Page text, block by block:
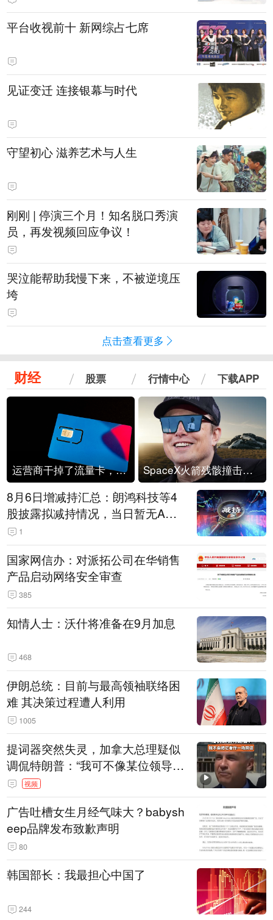
平台收视前十 新网综占七席
见证变迁 连接银幕与时代
守望初心 滋养艺术与人生
刚刚 | 停演三个月！知名脱口秀演
员，再发视频回应争议！
哭泣能帮助我慢下来，不被逆境压
垮
点击查看更多
财经 股票 行情中心 下载APP
运营商干掉了流量卡，他们真的玩不起了 SpaceX火箭残骸撞击月球
8月6日增减持汇总：朗鸿科技等4
股披露拟减持情况，当日暂无A股
公司披露拟增持情况（表）
1
国家网信办：对派拓公司在华销售
产品启动网络安全审查
385
知情人士：沃什将准备在9月加息
468
伊朗总统：目前与最高领袖联络困
难 其决策过程遭人利用
1005
提词器突然失灵，加拿大总理疑似
调侃特朗普：“我可不像某位领导
人，把这当成一场阴谋”，全场哄笑
视频
广告吐槽女生月经气味大？babysh
eep品牌发布致歉声明
80
韩国部长：我最担心中国了
244